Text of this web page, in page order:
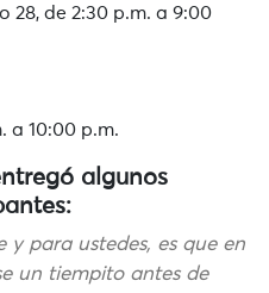
28, de 2:30 p.m. a 9:00
a 10:00 p.m.
algunos
para ustedes, es que en
un tiempito antes de